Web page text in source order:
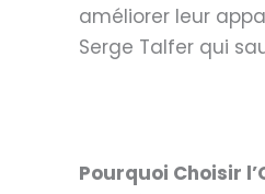
améliorer leur
Serge Talfer qui
Pourquoi Choisir